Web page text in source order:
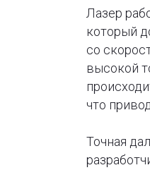
Лазер
который
со
высокой
что
Точная